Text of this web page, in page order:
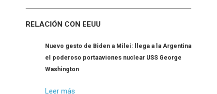
RELACIÓN CON EEUU
Nuevo gesto de Biden a Milei: llega a la Argentina
el poderoso portaaviones nuclear USS George
Washington
Leer más